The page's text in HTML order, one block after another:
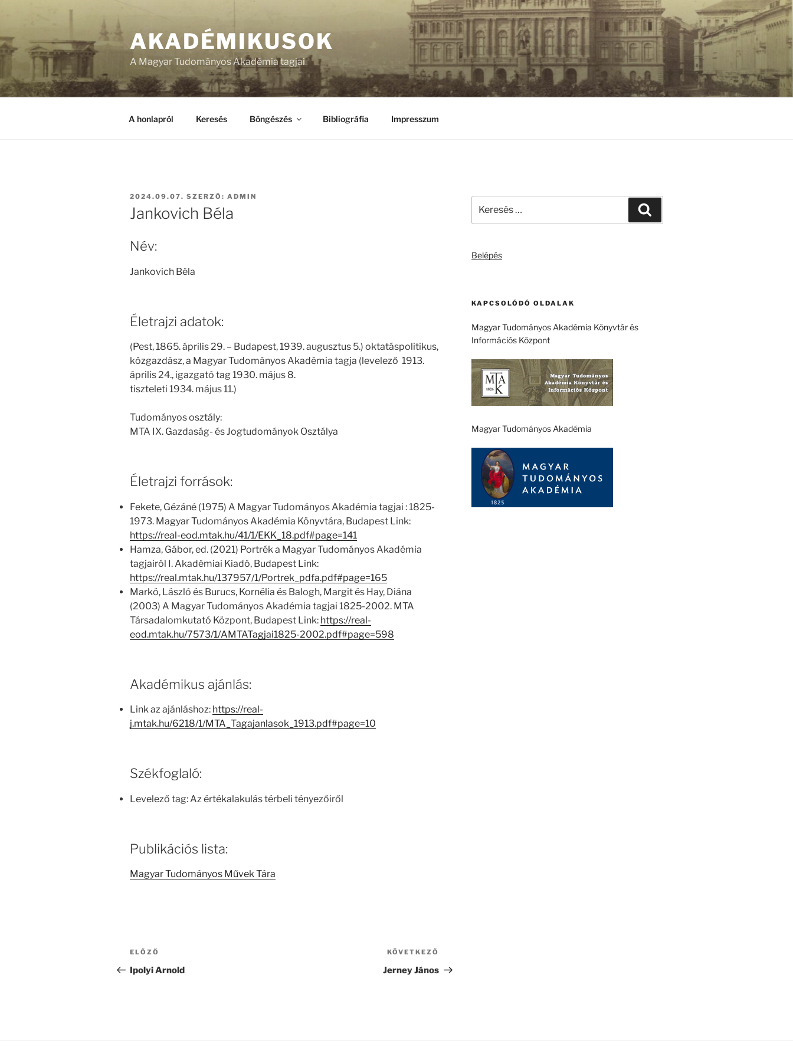
AKADÉMIKUSOK
A Magyar Tudományos Akadémia tagjai
A honlapról Keresés Böngészés Bibliográfia Impresszum
BEKÜLDVE:
2024.09.07. SZERZŐ: ADMIN
Jankovich Béla
Név:
Jankovich Béla
Életrajzi adatok:
(Pest, 1865. április 29. – Budapest, 1939. augusztus 5.) oktatáspolitikus,
közgazdász, a Magyar Tudományos Akadémia tagja (levelező 1913.
április 24., igazgató tag 1930. május 8.
tiszteleti 1934. május 11.)
Tudományos osztály:
MTA IX. Gazdaság- és Jogtudományok Osztálya
Életrajzi források:
Fekete, Gézáné (1975) A Magyar Tudományos Akadémia tagjai : 1825-
1973. Magyar Tudományos Akadémia Könyvtára, Budapest Link:
https://real-eod.mtak.hu/41/1/EKK_18.pdf#page=141
Hamza, Gábor, ed. (2021) Portrék a Magyar Tudományos Akadémia
tagjairól I. Akadémiai Kiadó, Budapest Link:
https://real.mtak.hu/137957/1/Portrek_pdfa.pdf#page=165
Markó, László és Burucs, Kornélia és Balogh, Margit és Hay, Diána
(2003) A Magyar Tudományos Akadémia tagjai 1825-2002. MTA
Társadalomkutató Központ, Budapest Link: https://real-
eod.mtak.hu/7573/1/AMTATagjai1825-2002.pdf#page=598
Akadémikus ajánlás:
Link az ajánláshoz: https://real-
j.mtak.hu/6218/1/MTA_Tagajanlasok_1913.pdf#page=10
Székfoglaló:
Levelező tag: Az értékalakulás térbeli tényezőiről
Publikációs lista:
Magyar Tudományos Művek Tára
Bejegyzés
navigáció
Korábbi
bejegyzés
ELŐZŐ
Ipolyi Arnold
bejegyzés
KÖVETKEZŐ
Jerney János
következő
Belépés
KAPCSOLÓDÓ OLDALAK
Magyar Tudományos Akadémia Könyvtár és
Információs Központ
Magyar Tudományos Akadémia